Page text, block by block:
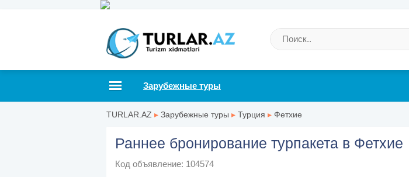
Зарубежные туры
TURLAR.AZ ▸ Зарубежные туры ▸ Турция ▸ Фетхие
Раннее бронирование турпакета в Фетхие
Код объявление: 104574